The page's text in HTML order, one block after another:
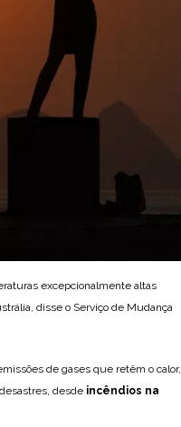
excepcionalmente altas
disse o Serviço de Mudança
de gases que retêm o calor,
desde incêndios na